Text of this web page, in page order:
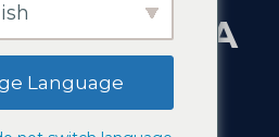
DLA
Language